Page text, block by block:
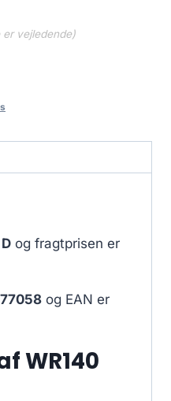
er vejledende)
D og fragtprisen er
og EAN er
WR140